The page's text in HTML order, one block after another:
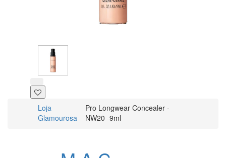
Loja
Glamourosa
Pro Longwear Concealer -
NW20 -9ml